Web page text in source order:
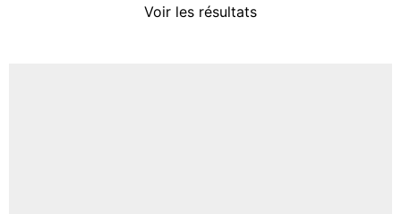
Voir les résultats